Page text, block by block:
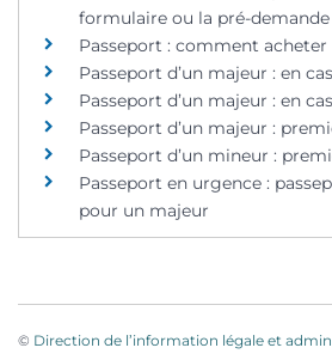
formulaire ou la pré-demande
Passeport : comment
Passeport d’un majeur : en
Passeport d’un majeur : en
Passeport d’un majeur :
Passeport d’un mineur :
Passeport en urgence :
pour un majeur
© Direction de l’information légale et